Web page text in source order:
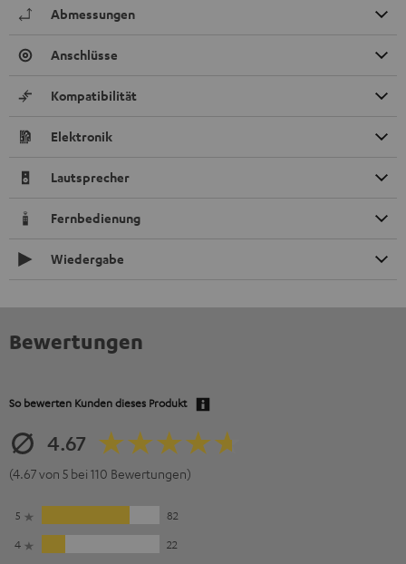
Abmessungen
Anschlüsse
Kompatibilität
Elektronik
Lautsprecher
Fernbedienung
Wiedergabe
Bewertungen
So bewerten Kunden dieses Produkt
4.67
(4.67 von 5 bei 110 Bewertungen)
5
82
4
22